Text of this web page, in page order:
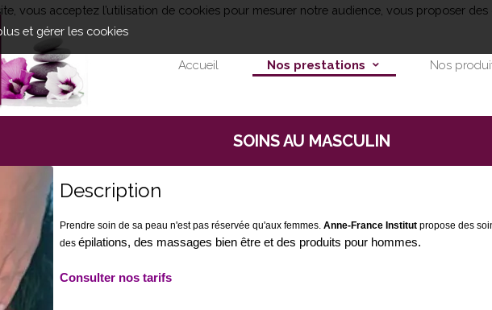
vous acceptez l’utilisation de cookies pour mesurer notre audience, vous proposer
et gérer les cookies
Accueil Nos prestations Nos
SOINS AU MASCULIN
Description
Prendre soin de sa peau n'est pas réservée qu'aux femmes.Anne-France Institutpropose des
des épilations, des massages bien être et des produits pour hommes.
Consulter nos tarifs